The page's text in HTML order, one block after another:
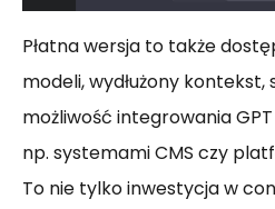
Płatna wersja to także
modeli, wydłużony kontekst,
możliwość integrowania
np. systemami CMS czy
To nie tylko inwestycja w